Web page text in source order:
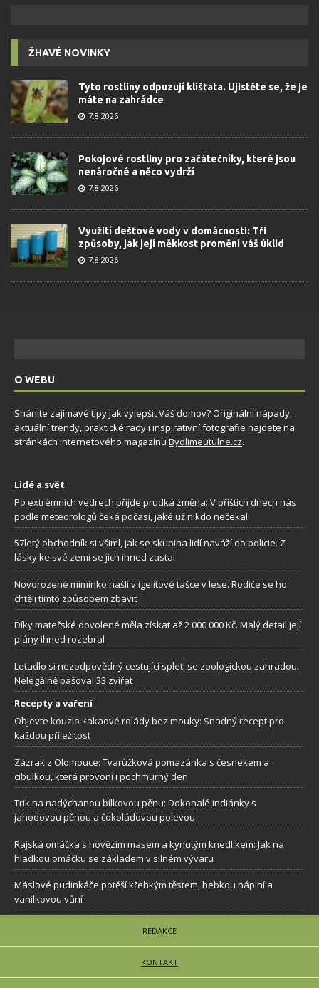
ŽHAVÉ NOVINKY
Tyto rostliny odpuzují klíšťata. Ujistěte se, že je
máte na zahrádce
7.8.2026
Pokojové rostliny pro začátečníky, které jsou
nenáročné a něco vydrží
7.8.2026
Využití dešťové vody v domácnosti: Tři
způsoby, jak její měkkost promění váš úklid
7.8.2026
O WEBU
Sháníte zajímavé tipy jak vylepšit Váš domov? Originální nápady,
aktuální trendy, praktické rady i inspirativní fotografie najdete na
stránkách internetového magazínu Bydlimeutulne.cz.
Lidé a svět
Po extrémních vedrech přijde prudká změna: V příštích dnech nás
podle meteorologů čeká počasí, jaké už nikdo nečekal
57letý obchodník si všiml, jak se skupina lidí naváží do policie. Z
lásky ke své zemi se jich ihned zastal
Novorozené miminko našli v igelitové tašce v lese. Rodiče se ho
chtěli tímto způsobem zbavit
Díky mateřské dovolené měla získat až 2 000 000 Kč. Malý detail její
plány ihned rozebral
Letadlo si nezodpovědný cestující spletl se zoologickou zahradou.
Nelegálně pašoval 33 zvířat
Recepty a vaření
Objevte kouzlo kakaové rolády bez mouky: Snadný recept pro
každou příležitost
Zázrak z Olomouce: Tvarůžková pomazánka s česnekem a
cibulkou, která provoní i pochmurný den
Trik na nadýchanou bílkovou pěnu: Dokonalé indiánky s
jahodovou pěnou a čokoládovou polevou
Rajská omáčka s hovězím masem a kynutým knedlíkem: Jak na
hladkou omáčku se základem v silném vývaru
Máslové pudinkáče potěší křehkým těstem, hebkou náplní a
vanilkovou vůní
REDAKCE
KONTAKT